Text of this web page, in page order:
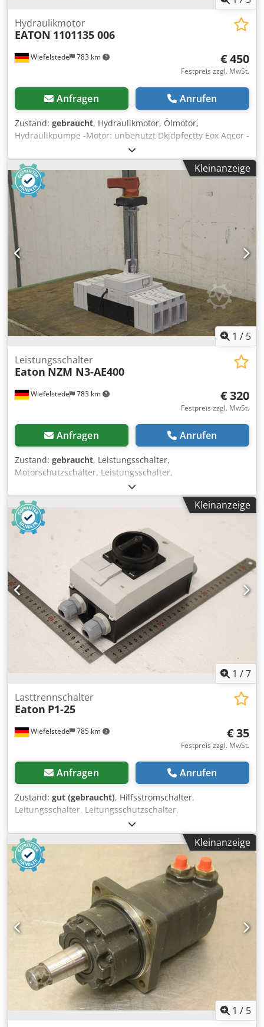
Wiefelstede 783 km
Hydraulikmotor
EATON 1101135 006
€ 450
Festpreis zzgl. MwSt.
Anfragen Anrufen
Zustand: gebraucht, Hydraulikmotor, Ölmotor,
Hydraulikpumpe -Motor: unbenutzt Dkjdpfectty Eox Aqcor -
Hydraulikmotor für: den Antrieb von Arbeitsbühnen der
Firma GSL (German Standard Lift) -Aufnahme Welle Konus:
Ø 35 auf Ø 41 mm -Konus Länge: 60 mm -universell:
einsetzbar -Anzahl: 3x Motoren vorhanden -Preis: pro
Stück -Abmessungen: 340/145/H145 mm -Gewicht: 20 kg
Kleinanzeige
1 / 5
Wiefelstede 783 km
Leistungsschalter
Eaton NZM N3-AE400
€ 320
Festpreis zzgl. MwSt.
Anfragen Anrufen
Zustand: gebraucht, Leistungsschalter,
Motorschutzschalter, Leistungsschalter,
Leistungstrennschalter, Niederspannungsnetze,
Leistungsschalter für Trafo-, Generator- und
Anlagenschutz, Lasttrennschalter -Eaton:
Lasttrennschalter/Drehgriff NZM N3-AE400/NZM XDV -
Drehantrieb mit: Verlängerung Dkjdpfofkzbhex Aqcsr -
Preis: pro Stück -Anzahl: 2 Stück -Abmessungen:
460/185/H525 mm -Gewicht: 11,5 kg/Stück
Kleinanzeige
1 /7
Wiefelstede 785 km
Lasttrennschalter
Eaton P1-25
€ 35
Festpreis zzgl. MwSt.
Anfragen Anrufen
Zustand: gut (gebraucht), Hilfsstromschalter,
Leitungsschalter, Leitungsschutzschalter,
Lasttrennschalter, Lasttrenner, Motorschutzschalter,
Leistungsschalter, Leistungstrenner, Hilfsschalter,
Hauptschalter, Ein-Ausschalter, Nockenschalter Dkedpfex
Hfw Ijx Aqcsr -Hersteller: Eaton, Lasttrennschalter EIN-AUS-
Schalter mit Gehäuse -Typ: P1-25 -Anzahl: 42x
Hauptschalter vorhanden -Preis: pro Stück -Abmessungen:
230/100/H115 mm -Gewicht: 0,5 kg/St.
Kleinanzeige
1 / 5